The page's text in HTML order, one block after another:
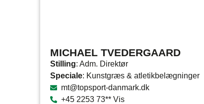
MICHAEL TVEDERGAARD
Stilling: Adm. Direktør
Speciale: Kunstgræs & atletikbelægninger
mt@topsport-danmark.dk
+45 2253 73** Vis